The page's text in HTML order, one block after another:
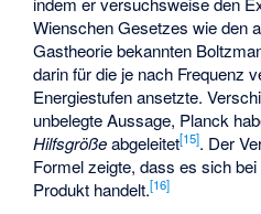
Wienschen Gesetzes wie den
Gastheorie bekannten
darin fürdie je nach Frequenz
Energiestufenansetzte.
unbelegte Aussage, Planck
Hilfsgrößeabgeleitet[15]. Der
Formel zeigte, dass es sich bei
Produkt handelt.[16]